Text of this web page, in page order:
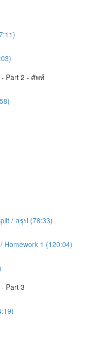
- Part 2 - ศัพท์
/ สรุป (78:33)
Homework 1 (120:04)
Part 3